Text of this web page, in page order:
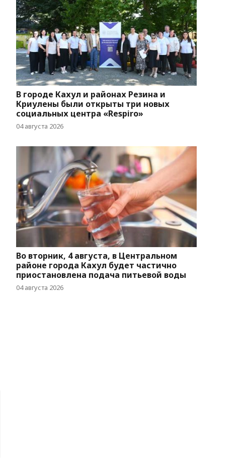
В городе Кахул и районах Резина и
Криулены были открыты три новых
социальных центра «Respiro»
04 августа 2026
Во вторник, 4 августа, в Центральном
районе города Кахул будет частично
приостановлена подача питьевой воды
04 августа 2026